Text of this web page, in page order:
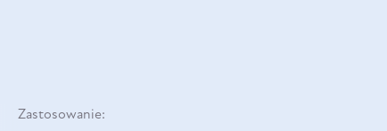
Zastosowanie: